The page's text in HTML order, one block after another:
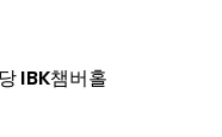
IBK챔버홀